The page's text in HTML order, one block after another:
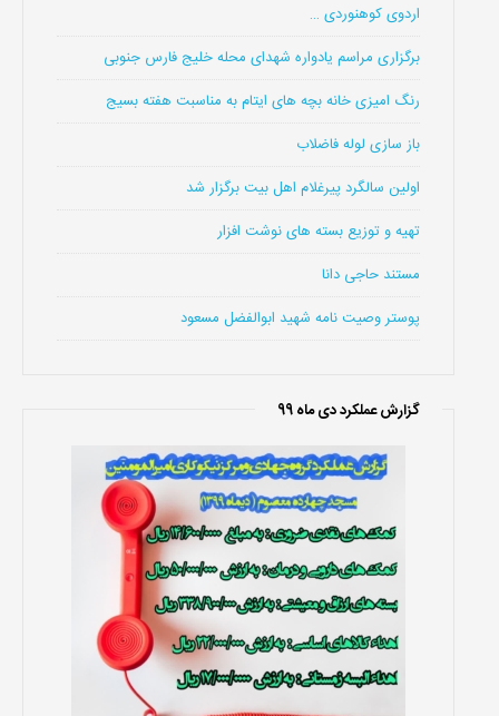
اردوی کوهنوردی …
برگزاری مراسم یادواره شهدای محله خلیج فارس جنوبی
رنگ امیزی خانه بچه های ایتام به مناسبت هفته بسیج
باز سازی لوله فاضلاب
اولین سالگرد پیرغلام اهل بیت برگزار شد
تهیه و توزیع بسته های نوشت افزار
مستند حاجی دانا
پوستر وصیت نامه شهید ابوالفضل مسعود
گزارش عملکرد دی ماه 99